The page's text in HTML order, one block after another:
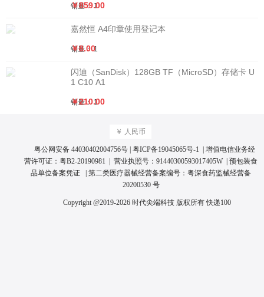
销量： 1
￥859.00
嘉然恒 A4印章使用登记本
销量： 1
￥8.00
闪迪（SanDisk）128GB TF（MicroSD）存储卡 U
1 C10 A1
销量： 1
￥210.00
￥ 人民币
粤公网安备 44030402004756号 粤ICP备19045065号-1 | 增值电信业务经
营许可证： 粤B2-20190981 | 营业执照号： 91440300593017405W
预包装食
品单位备案凭证
| 第二类医疗器械经营备案编号： 粤深食药监械经营备
20200530 号
Copyright @2019-2026 时代尖端科技 版权所有快递100